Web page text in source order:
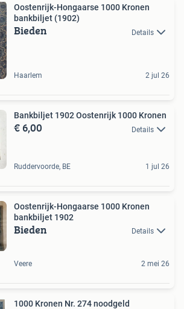
Oostenrijk-Hongaarse 1000 Kronen
bankbiljet (1902)
Bieden Details
Haarlem 2 jul 26
Bankbiljet 1902 Oostenrijk 1000 Kronen
€ 6,00 Details
Ruddervoorde, BE 1 jul 26
Oostenrijk-Hongaarse 1000 Kronen
bankbiljet 1902
Bieden Details
Veere 2 mei 26
1000 Kronen Nr. 274 noodgeld